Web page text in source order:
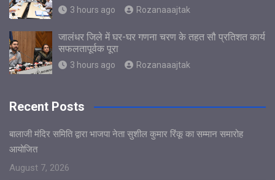
3 hours ago Rozanaaajtak
जालंधर जिले में घर-घर गणना चरण के तहत सौ प्रतिशत कार्य
सफलतापूर्वक पूरा
3 hours ago Rozanaaajtak
Recent Posts
बालाजी मंदिर समिति द्वारा भाजपा नेता सुशील कुमार रिंकू का सम्मान समारोह
आयोजित
August 7, 2026